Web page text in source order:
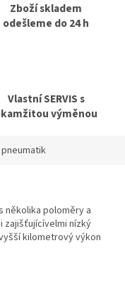
Zboží skladem
odešleme do 24 h
Vlastní SERVIS s
výměnou
několika poloměry a
zajišťujícívelmi nízký
kilometrový výkon